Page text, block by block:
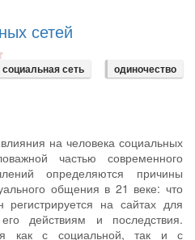
сетей
социальная сеть
одиночество
на человека социальных
частью современного
определяются причины
общения в 21 веке: что
регистрируется на сайтах для
действиям и последствия.
как с социальной, так и с